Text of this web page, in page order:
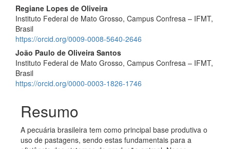
Regiane Lopes de Oliveira
Instituto Federal de Mato Grosso, Campus Confresa – IFMT,
Brasil
https://orcid.org/0009-0008-5640-2646
João Paulo de Oliveira Santos
Instituto Federal de Mato Grosso, Campus Confresa – IFMT,
Brasil
https://orcid.org/0000-0003-1826-1746
Resumo
A pecuária brasileira tem como principal base produtiva o
uso de pastagens, sendo estas fundamentais para a